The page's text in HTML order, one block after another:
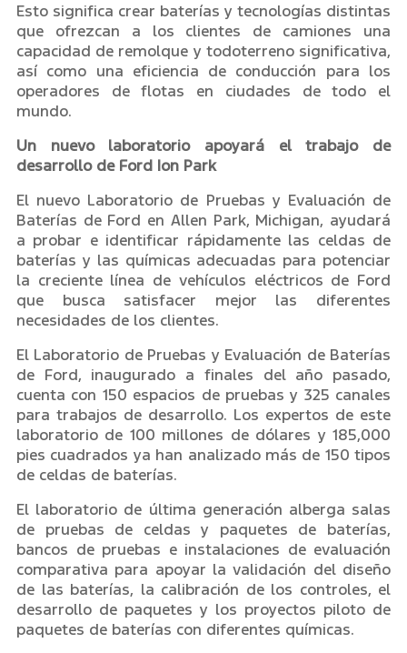
Esto significa crear baterías y tecnologías distintas
que ofrezcan a los clientes de camiones una
capacidad de remolque y todoterreno significativa,
así como una eficiencia de conducción para los
operadores de flotas en ciudades de todo el
mundo.
Un nuevo laboratorio apoyará el trabajo de
desarrollo de Ford Ion Park
El nuevo Laboratorio de Pruebas y Evaluación de
Baterías de Ford en Allen Park, Michigan, ayudará
a probar e identificar rápidamente las celdas de
baterías y las químicas adecuadas para potenciar
la creciente línea de vehículos eléctricos de Ford
que busca satisfacer mejor las diferentes
necesidades de los clientes.
El Laboratorio de Pruebas y Evaluación de Baterías
de Ford, inaugurado a finales del año pasado,
cuenta con 150 espacios de pruebas y 325 canales
para trabajos de desarrollo. Los expertos de este
laboratorio de 100 millones de dólares y 185,000
pies cuadrados ya han analizado más de 150 tipos
de celdas de baterías.
El laboratorio de última generación alberga salas
de pruebas de celdas y paquetes de baterías,
bancos de pruebas e instalaciones de evaluación
comparativa para apoyar la validación del diseño
de las baterías, la calibración de los controles, el
desarrollo de paquetes y los proyectos piloto de
paquetes de baterías con diferentes químicas.